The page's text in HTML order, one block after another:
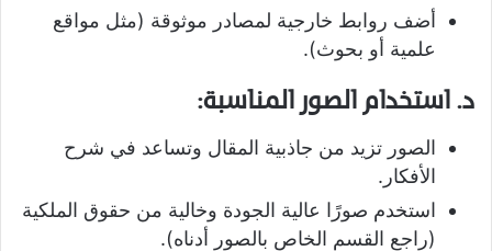
أضف روابط خارجية لمصادر موثوقة (مثل مواقع
علمية أو بحوث).
د. استخدام الصور المناسبة:
الصور تزيد من جاذبية المقال وتساعد في شرح
الأفكار.
استخدم صورًا عالية الجودة وخالية من حقوق الملكية
(راجع القسم الخاص بالصور أدناه).